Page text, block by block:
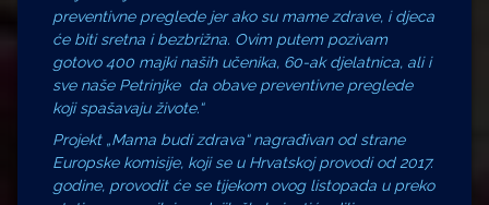
preventivne preglede jer ako su mame zdrave, i djeca
će biti sretna i bezbrižna. Ovim putem pozivam
gotovo 400 majki naših učenika, 60-ak djelatnica, ali i
sve naše Petrinjke da obave preventivne preglede
koji spašavaju živote.“
Projekt „Mama budi zdrava“ nagrađivan od strane
Europske komisije, koji se u Hrvatskoj provodi od 2017.
godine, provodit će se tijekom ovog listopada u preko